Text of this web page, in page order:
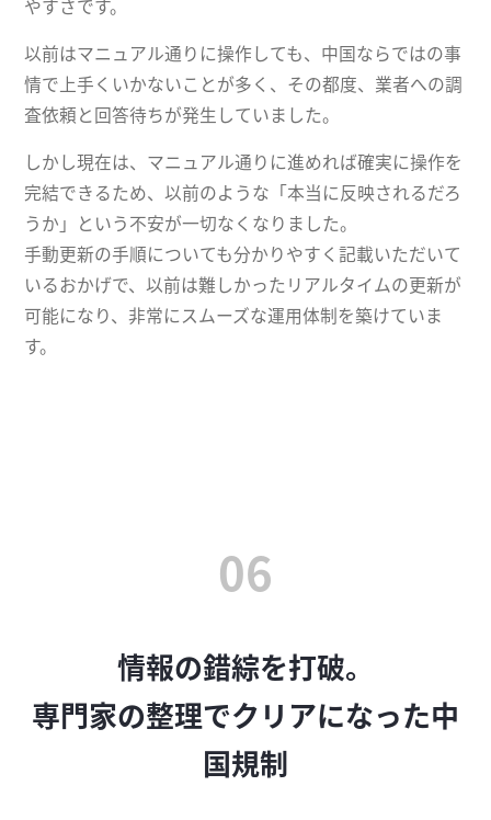
やすさです。
以前はマニュアル通りに操作しても、中国ならではの事
情で上手くいかないことが多く、その都度、業者への調
査依頼と回答待ちが発生していました。
しかし現在は、マニュアル通りに進めれば確実に操作を
完結できるため、以前のような「本当に反映されるだろ
うか」という不安が一切なくなりました。
手動更新の手順についても分かりやすく記載いただいて
いるおかげで、以前は難しかったリアルタイムの更新が
可能になり、非常にスムーズな運用体制を築けていま
す。
06
情報の錯綜を打破。
専門家の整理でクリアになった中
国規制